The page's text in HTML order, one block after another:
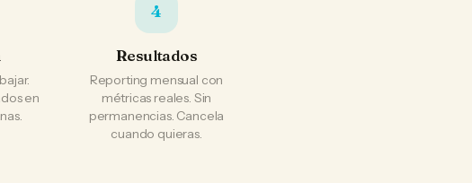
en
4
Resultados
Reporting mensual con
métricas reales. Sin
permanencias. Cancela
cuando quieras.